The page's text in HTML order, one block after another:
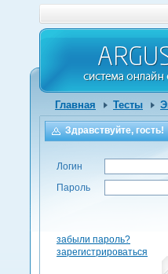
Главная Тесты
Здравствуйте, гость!
Логин
Пароль
забыли пароль?
зарегистрироваться